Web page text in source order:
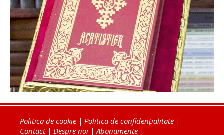
Politica de cookie | Politica de confidențialitate |
Contact| Despre noi | Abonamente |